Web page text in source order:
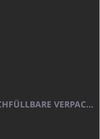
KÖRPERLOTION 1L OLIVIA THINKS (NACHFÜLLBARE VERPACKUNG)